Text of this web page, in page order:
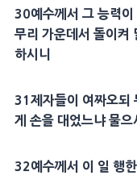
30예수께서 그 능력이
무리 가운데서 돌이켜
하시니
31제자들이 여짜오되
게 손을 대었느냐 물으
32예수께서 이 일 행